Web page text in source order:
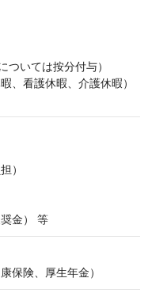
ついては按分付与）
、看護休暇、介護休暇）
）
金） 等
保険、厚生年金）